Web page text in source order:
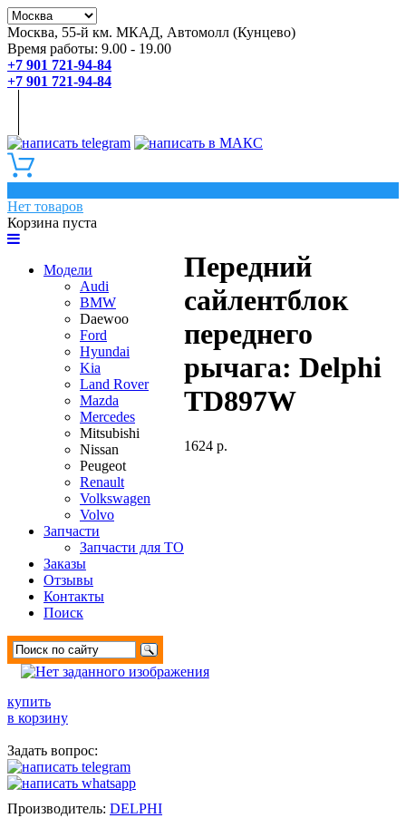
Москва, 55-й км. МКАД, Автомолл (Кунцево)
Время работы: 9.00 - 19.00
+7 901 721-94-84
+7 901 721-94-84
Нет товаров
Корзина пуста
Модели
Audi
BMW
Daewoo
Ford
Hyundai
Kia
Land Rover
Mazda
Mercedes
Mitsubishi
Nissan
Peugeot
Renault
Volkswagen
Volvo
Запчасти
Запчасти для ТО
Заказы
Отзывы
Контакты
Поиск
Передний
сайлентблок
переднего
рычага: Delphi
TD897W
1624 р.
купить
в корзину
Задать вопрос:
Производитель: DELPHI